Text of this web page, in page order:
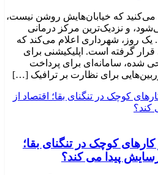
می‌کنید که خیابان‌هایش روشن نیست،
و نزدیک‌ترین مرکز درمانی
یک روز، شهرداری اعلام می‌کند که
گرفته است. اپلیکیشنی برای
سامانه‌ای برای پرداخت
برای نظارت بر ترافیک […]
کوچک در تنگنای بقا؛
پیدا می کند؟